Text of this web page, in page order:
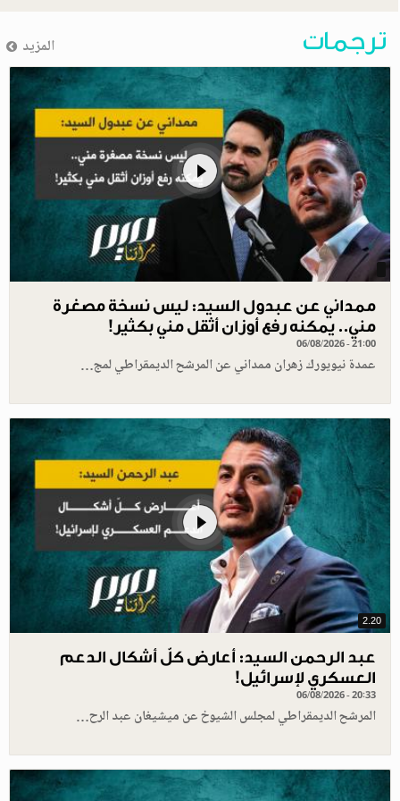
ترجمات المزيد
ممداني عن عبدول السيد: ليس نسخة مصغرة
مني.. يمكنه رفع أوزان أثقل مني بكثير!
06/08/2026 - 21:00
عمدة نيويورك زهران ممداني عن المرشح الديمقراطي لمج…
2.20
عبد الرحمن السيد: أعارض كلّ أشكال الدعم
العسكري لإسرائيل!
06/08/2026 - 20:33
المرشح الديمقراطي لمجلس الشيوخ عن ميشيغان عبد الرح…